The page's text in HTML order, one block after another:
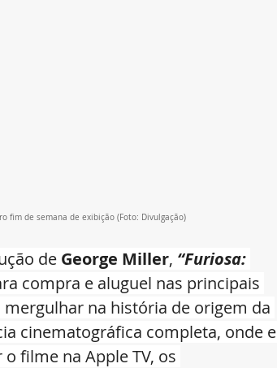
fim de semana de exibição (Foto: Divulgação)
de George Miller, “Furiosa:
compra e aluguel nas principais
na história de origem da
cinematográfica completa, onde e
filme na Apple TV, os